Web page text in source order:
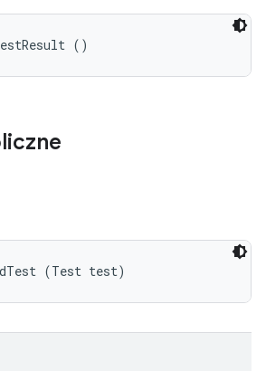
()
(Test test)